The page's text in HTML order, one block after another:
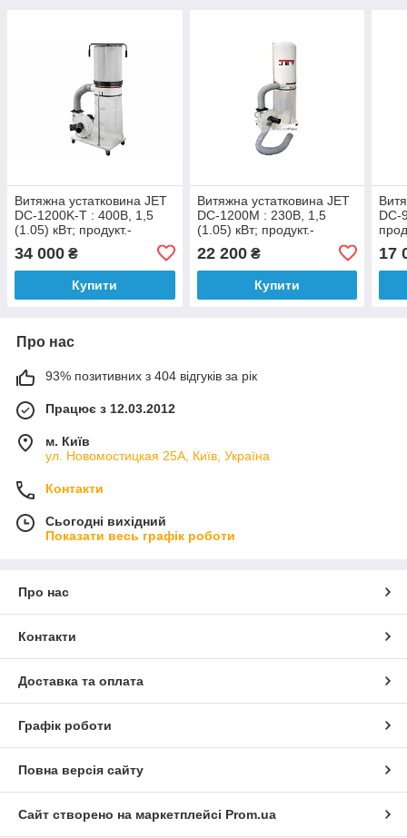
Витяжна устатковина JET
DC-1200K-T : 400В, 1,5
(1.05) кВт; продукт.-
порох.збірV=150 л
34 000 ₴
Купити
Витяжна устатковина JET
DC-1200M : 230В, 1,5
(1.05) кВт; продукт.-
V=150 л
22 200₴
Купити
DC-
17
Про нас
93% позитивних з 404 відгуків за рік
Працює з 12.03.2012
м. Київ
ул. Новомостицкая 25А, Київ, Україна
Контакти
Сьогодні вихідний
Показати весь графік роботи
Про нас
Контакти
Доставка та оплата
Графік роботи
Повна версія сайту
Сайт створено на маркетплейсі Prom.ua